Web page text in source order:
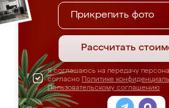
Прикрепить фото
Рассчитать
Я соглашаюсь на передачу
согласно Политике
Пользовательскому соглашению